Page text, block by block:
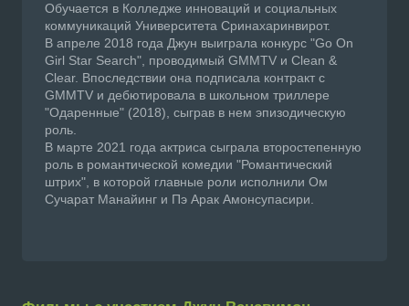
Обучается в Колледже инноваций и социальных
коммуникаций Университета Сринахаринвирот.
В апреле 2018 года Джун выиграла конкурс "Go On
Girl Star Search", проводимый GMMTV и Clean &
Clear. Впоследствии она подписала контракт с
GMMTV и дебютировала в школьном триллере
"Одаренные" (2018), сыграв в нем эпизодическую
роль.
В марте 2021 года актриса сыграла второстепенную
роль в романтической комедии "Романтический
штрих", в которой главные роли исполнили Ом
Сучарат Манайинг и Пэ Арак Амонсупасири.